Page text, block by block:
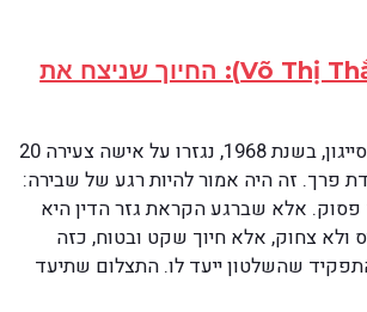
ווֹ תִ׳י תַנְג (Võ Thị Thắng): החיוך שניצח את
באולם בית משפט בסייגון, בשנת 1968, נגזרו על אישה צעירה 20
פרך. זה היה אמור להיות רגע של שבירה:
אלא שברגע הקראת גזר הדין היא
ולא צחוק, אלא חיוך שקט ובטוח, כזה
שהשלטון ייעד לו. התצלום שתיעד